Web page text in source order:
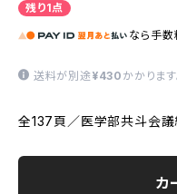
残り1点
なら 手数
送料が別途 ¥430 かかります
全137頁／医学部共斗会
カ